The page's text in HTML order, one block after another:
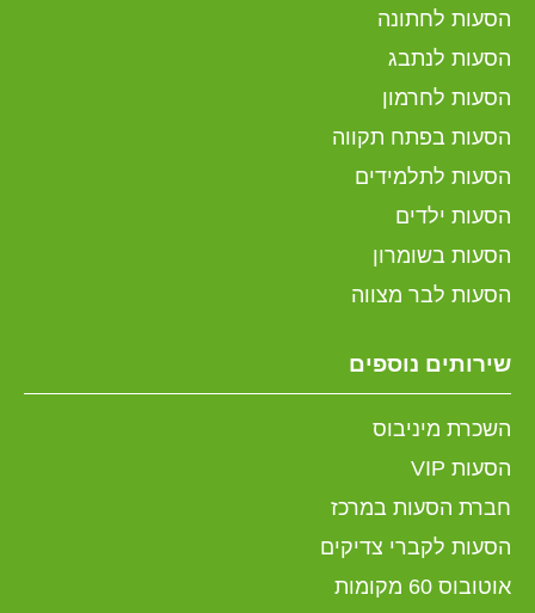
הסעות לחתונה
הסעות לנתבג
הסעות לחרמון
הסעות בפתח תקווה
הסעות לתלמידים
הסעות ילדים
הסעות בשומרון
הסעות לבר מצווה
שירותים נוספים
השכרת מיניבוס
הסעות VIP
חברת הסעות במרכז
הסעות לקברי צדיקים
אוטובוס 60 מקומות